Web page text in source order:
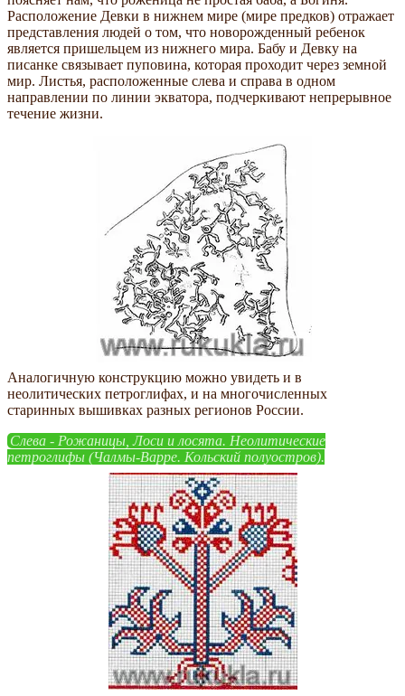
Расположение Девки в нижнем мире (мире предков) отражает
представления людей о том, что новорожденный ребенок
является пришельцем из нижнего мира. Бабу и Девку на
писанке связывает пуповина, которая проходит через земной
мир. Листья, расположенные слева и справа в одном
направлении по линии экватора, подчеркивают непрерывное
течение жизни.
Аналогичную конструкцию можно увидеть и в
неолитических петроглифах, и на многочисленных
старинных вышивках разных регионов России.
Слева - Рожаницы, Лоси и лосята. Неолитические
петроглифы (Чалмы-Варре. Кольский полуостров).